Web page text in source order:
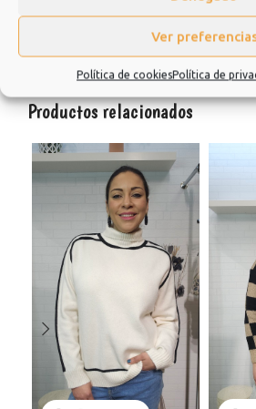
Ver
Política de cookiesPolítica de
Información adicional
Productos relacionados